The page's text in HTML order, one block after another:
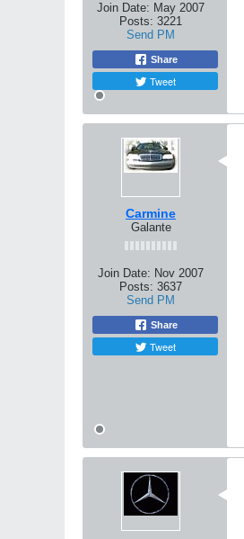
Join Date: May 2007
Posts: 3221
Send PM
Share
Tweet
Carmine
Galante
Join Date: Nov 2007
Posts: 3637
Send PM
Share
Tweet